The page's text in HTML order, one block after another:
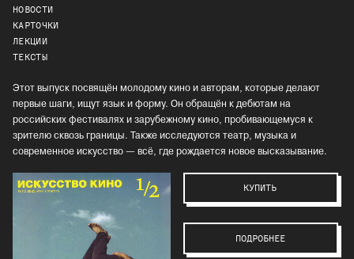
НОВОСТИ
КАРТОЧКИ
ЛЕКЦИИ
ТЕКСТЫ
Этот выпуск посвящён молодому кино и авторам, которые делают
первые шаги, ищут язык и форму. Он обращён к дебютам на
российских фестивалях и зарубежному кино, пробивающемуся к
зрителю сквозь границы. Также исследуются театр, музыка и
современное искусство — всё, где рождается новое высказывание.
КУПИТЬ
ПОДРОБНЕЕ